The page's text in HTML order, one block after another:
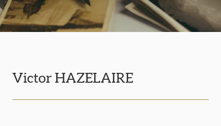
Victor HAZELAIRE